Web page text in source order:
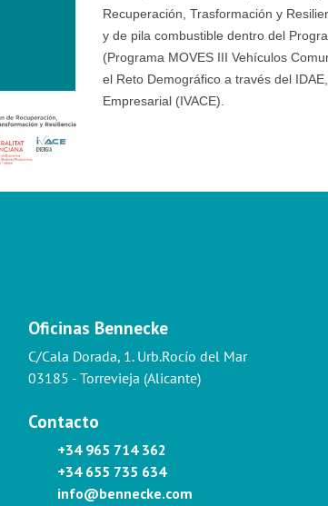
Recuperación, Trasformación y
y de pila combustible dentro del
(Programa MOVES III Vehículos
el Reto Demográfico a través del
Empresarial (IVACE).
Oficinas Bennecke
C/Cala Dorada, 1. Urb.Rocío del Mar
03185 - Torrevieja (Alicante)
Contacto
+34 965 714 362
+34 655 735 634
info@bennecke.com